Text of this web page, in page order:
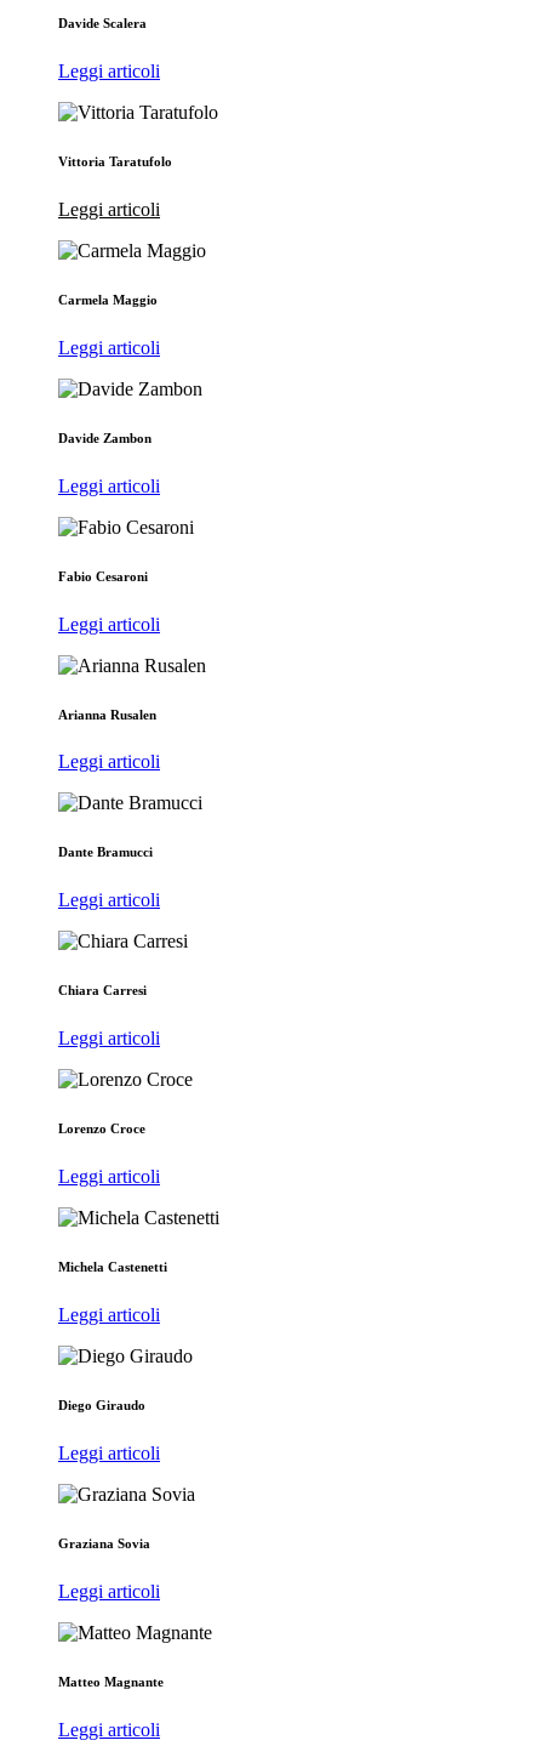
Davide Scalera
Leggi articoli
Vittoria Taratufolo
Leggi articoli
Carmela Maggio
Leggi articoli
Davide Zambon
Leggi articoli
Fabio Cesaroni
Leggi articoli
Arianna Rusalen
Leggi articoli
Dante Bramucci
Leggi articoli
Chiara Carresi
Leggi articoli
Lorenzo Croce
Leggi articoli
Michela Castenetti
Leggi articoli
Diego Giraudo
Leggi articoli
Graziana Sovia
Leggi articoli
Matteo Magnante
Leggi articoli